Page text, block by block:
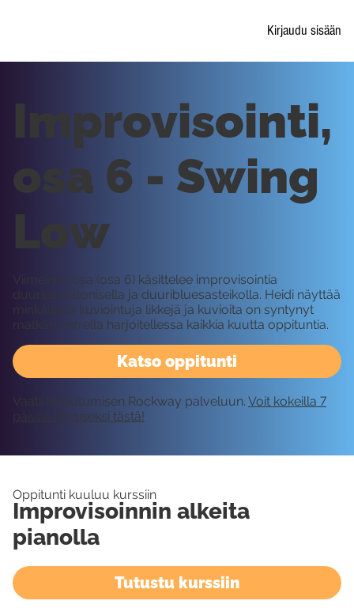
Kirjaudu sisään
Katso oppitunti
Improvisointi,
osa 6 - Swing
Low
Viimeinen osa (osa 6) käsittelee improvisointia
duuripentatonisella ja duuribluesasteikolla. Heidi näyttää
minkälaisia kuviointuja likkejä ja kuvioita on syntynyt
matkan varrella harjoitellessa kaikkia kuutta oppituntia.
Vaatii kirjautumisen Rockway palveluun. Voit kokeilla 7
päivää ilmaiseksi tästä!
Oppitunti kuuluu kurssiin
Improvisoinnin alkeita
pianolla
Tutustu kurssiin